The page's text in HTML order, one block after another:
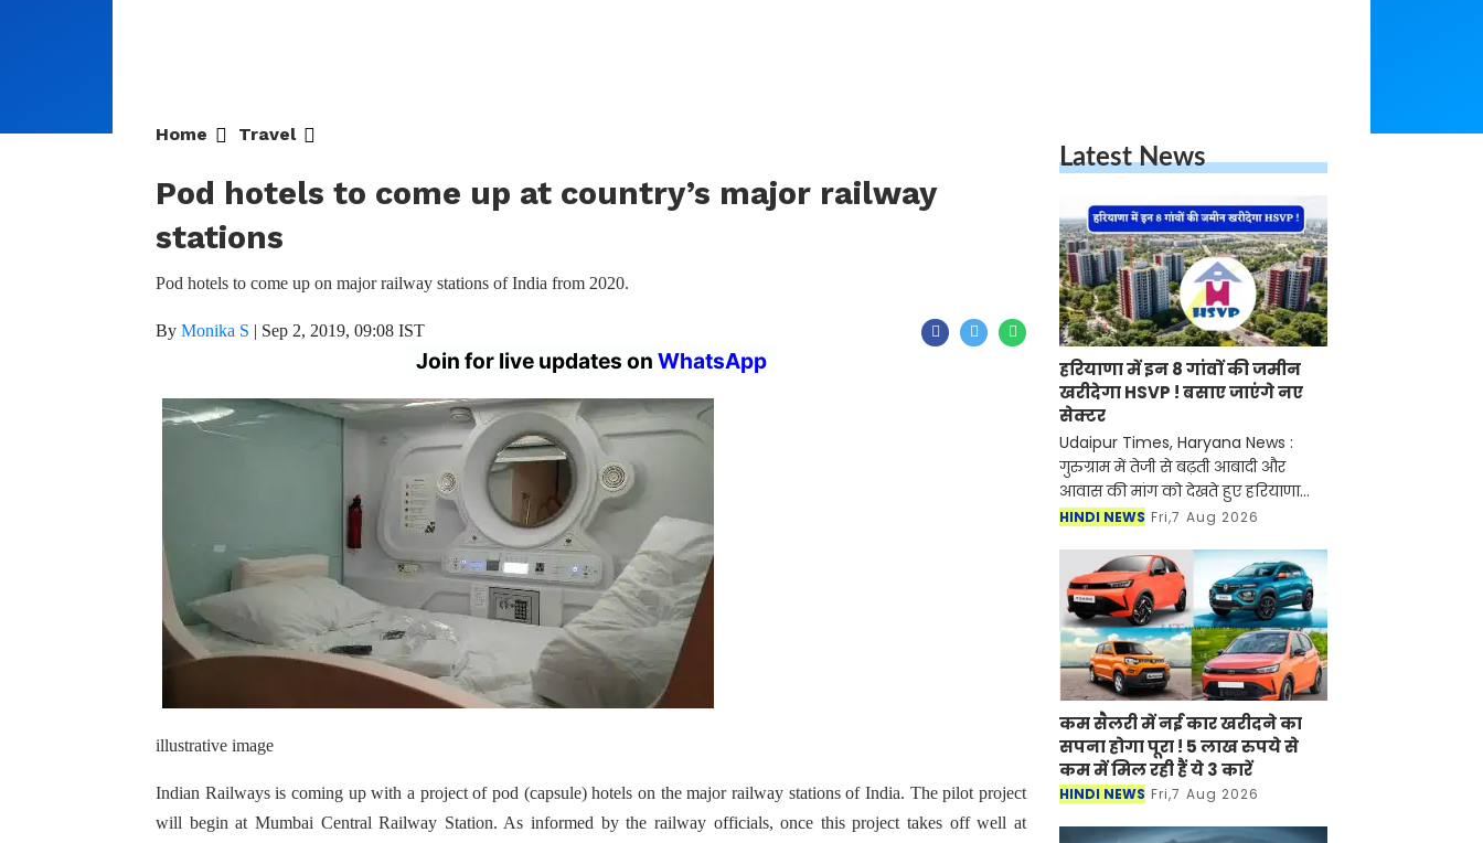
Home Travel
Pod hotels to come up at country’s major railway
stations
Pod hotels to come up on major railway stations of India from 2020.
By Monika S Sep 2, 2019, 09:08 IST
Join for live updates onWhatsApp
illustrative image
Indian Railways is coming up with a project of pod (capsule) hotels on the major railway stations of India. The pilot project
will begin at Mumbai Central Railway Station. As informed by the railway officials, once this project takes off well at
Latest News
हरियाणा में इन 8 गांवों की जमीन
खरीदेगा HSVP ! बसाए जाएंगे नए
सेक्टर
Udaipur Times, Haryana News :
गुरुग्राम में तेजी से बढ़ती आबादी और आवास
की मांग को देखते हुए हरियाणा सरकार नया
रिहायशी सेक्टर विकसित करने की तैयारी
कर रही है। यह नया सेक्टर अरावली हिल्स
के पास बसाया
HINDI NEWS Fri,7 Aug 2026
कम सैलरी में नई कार खरीदने का
सपना होगा पूरा ! 5 लाख रुपये से कम
में मिल रही हैं ये 3 कारें